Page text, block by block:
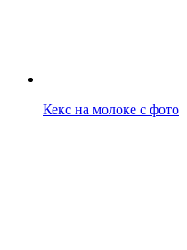
Кекс на молоке с фото